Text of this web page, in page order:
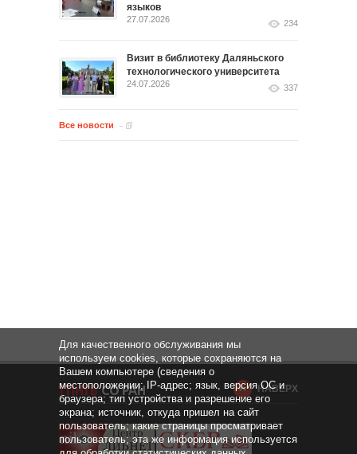
языков
27.07.2026 234
Визит в библиотеку Даляньского
технологического университета
24.07.2026 337
Все новости
НАВЕРХ
Для качественного обслуживания мы
используем cookies, которые сохраняются на
Вашем компьютере (сведения о
местоположении; IP-адрес; язык, версия ОС и
браузера; тип устройства и разрешение его
экрана; источник, откуда пришел на сайт
пользователь; какие страницы просматривает
пользователь; эта же информация используется